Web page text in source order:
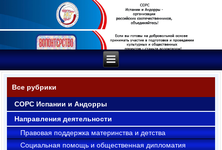
Все рубрики
СОРС Испании и Андорры
Направления деятельности
Правовая поддержка материнства и детства
Социальная помощь и общественная дипломатия